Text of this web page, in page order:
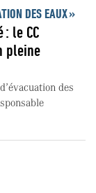
DES EAUX »
le CC
pleine
des